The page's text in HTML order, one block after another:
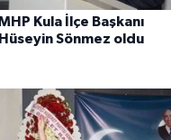
Kula İlçe Başkanı
Hüseyin Sönmez oldu